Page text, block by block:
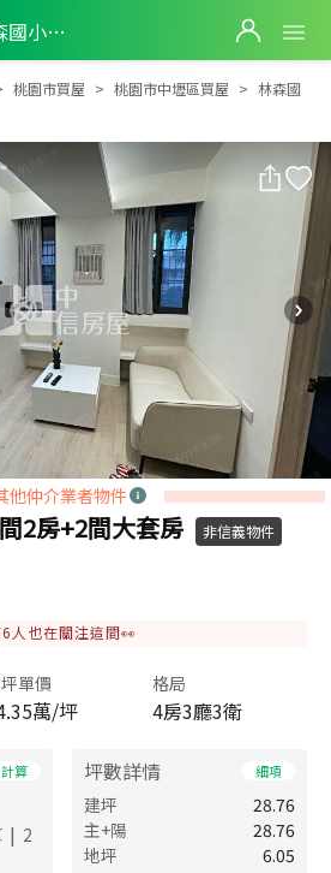
林森國小高投報1間2房+2間大套房
林森國小高投報1間2房+2間大套房
桃園市買屋 桃園市中壢區買屋
林森國
他仲介業者物件
2房+2間大套房 非信義物件
6 人也在關注這間👀
單價
萬/坪
格局
4房3廳3衛
計算
| 2
坪數詳情 細項
建坪
28.76
主+陽
28.76
地坪
6.05